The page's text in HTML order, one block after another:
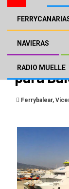
NAVIERAS
RADIO MUELLE
El Fast
la ruta
para
Ferrybalear,